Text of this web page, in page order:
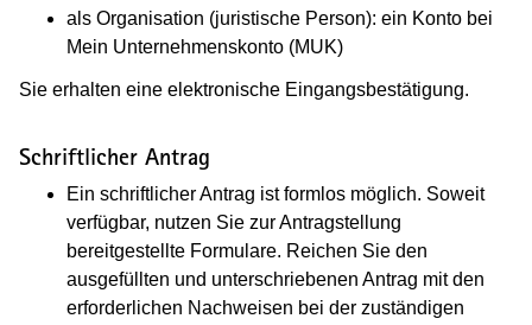
als Organisation (juristische Person): ein Konto bei
Mein Unternehmenskonto (MUK)
Sie erhalten eine elektronische Eingangsbestätigung.
Schriftlicher Antrag
Ein schriftlicher Antrag ist formlos möglich. Soweit
verfügbar, nutzen Sie zur Antragstellung
bereitgestellte Formulare. Reichen Sie den
ausgefüllten und unterschriebenen Antrag mit den
erforderlichen Nachweisen bei der zuständigen